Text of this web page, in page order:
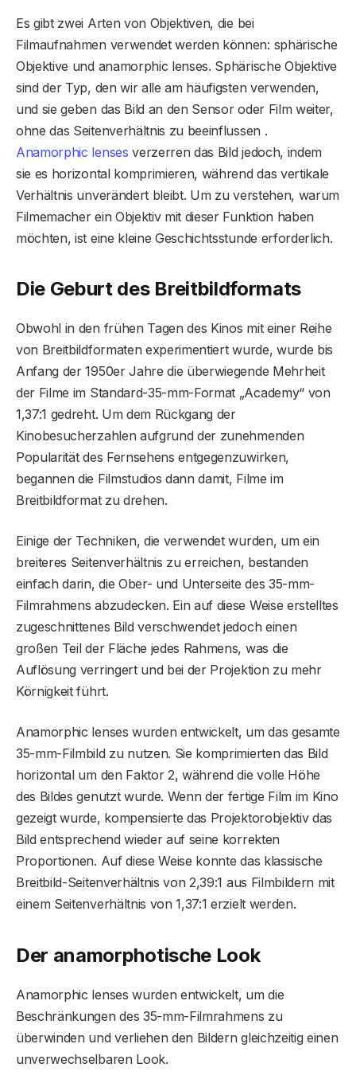
Es gibt zwei Arten von Objektiven, die bei
Filmaufnahmen verwendet werden können: sphärische
Objektive und anamorphic lenses. Sphärische Objektive
sind der Typ, den wir alle am häufigsten verwenden,
und sie geben das Bild an den Sensor oder Film weiter,
ohne das Seitenverhältnis zu beeinflussen .
Anamorphic lenses verzerren das Bild jedoch, indem
sie es horizontal komprimieren, während das vertikale
Verhältnis unverändert bleibt. Um zu verstehen, warum
Filmemacher ein Objektiv mit dieser Funktion haben
möchten, ist eine kleine Geschichtsstunde erforderlich.
Die Geburt des Breitbildformats
Obwohl in den frühen Tagen des Kinos mit einer Reihe
von Breitbildformaten experimentiert wurde, wurde bis
Anfang der 1950er Jahre die überwiegende Mehrheit
der Filme im Standard-35-mm-Format „Academy“ von
1,37:1 gedreht. Um dem Rückgang der
Kinobesucherzahlen aufgrund der zunehmenden
Popularität des Fernsehens entgegenzuwirken,
begannen die Filmstudios dann damit, Filme im
Breitbildformat zu drehen.
Einige der Techniken, die verwendet wurden, um ein
breiteres Seitenverhältnis zu erreichen, bestanden
einfach darin, die Ober- und Unterseite des 35-mm-
Filmrahmens abzudecken. Ein auf diese Weise erstelltes
zugeschnittenes Bild verschwendet jedoch einen
großen Teil der Fläche jedes Rahmens, was die
Auflösung verringert und bei der Projektion zu mehr
Körnigkeit führt.
Anamorphic lenses wurden entwickelt, um das gesamte
35-mm-Filmbild zu nutzen. Sie komprimierten das Bild
horizontal um den Faktor 2, während die volle Höhe
des Bildes genutzt wurde. Wenn der fertige Film im Kino
gezeigt wurde, kompensierte das Projektorobjektiv das
Bild entsprechend wieder auf seine korrekten
Proportionen. Auf diese Weise konnte das klassische
Breitbild-Seitenverhältnis von 2,39:1 aus Filmbildern mit
einem Seitenverhältnis von 1,37:1 erzielt werden.
Der anamorphotische Look
Anamorphic lenses wurden entwickelt, um die
Beschränkungen des 35-mm-Filmrahmens zu
überwinden und verliehen den Bildern gleichzeitig einen
unverwechselbaren Look.